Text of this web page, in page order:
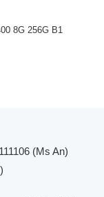
8G 256G B1
(Ms An)